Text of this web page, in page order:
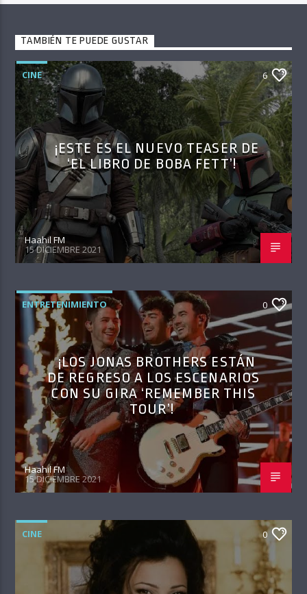
TAMBIÉN TE PUEDE GUSTAR
CINE 6
¡ESTE ES EL NUEVO TEASER DE
‘EL LIBRO DE BOBA FETT’!
Haahil FM
15 DICIEMBRE 2021
ENTRETENIMIENTO 0
¡LOS JONAS BROTHERS ESTÁN
DE REGRESO A LOS ESCENARIOS
CON SU GIRA ‘REMEMBER THIS
TOUR’!
Haahil FM
15 DICIEMBRE 2021
CINE 0